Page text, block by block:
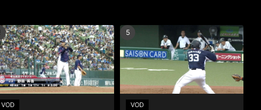
チケット
楽天チケット
エンタメニュース
推し楽
VOD VOD
5